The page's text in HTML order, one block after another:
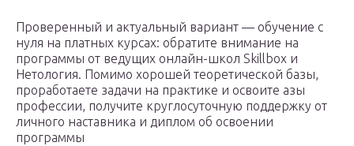
Проверенный и актуальный вариант — обучение с
нуля на платных курсах: обратите внимание на
программы от ведущих онлайн-школ Skillbox и
Нетология. Помимо хорошей теоретической базы,
проработаете задачи на практике и освоите азы
профессии, получите круглосуточную поддержку от
личного наставника и диплом об освоении
программы